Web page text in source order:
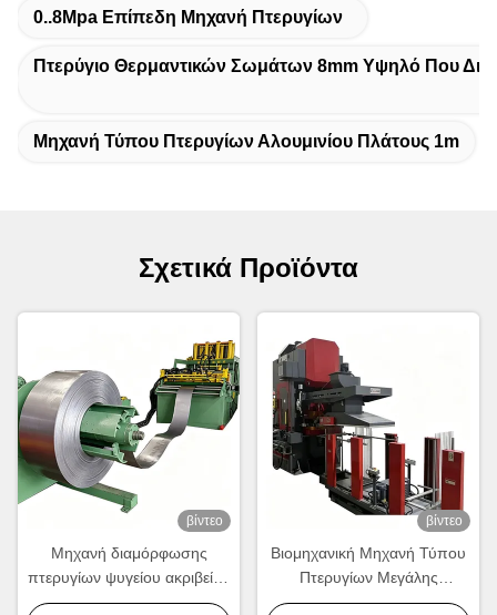
0..8Mpa Επίπεδη Μηχανή Πτερυγίων
Πτερύγιο Θερμαντικών Σωμάτων 8mm Υψηλό Που
Μηχανή Τύπου Πτερυγίων Αλουμινίου Πλάτους 1m
Σχετικά Προϊόντα
βίντεο
Μηχανή διαμόρφωσης
πτερυγίων ψυγείου ακριβείας
| Εξοπλισμός παραγωγής
βίντεο
Βιομηχανική Μηχανή Τύπου
Πτερυγίων Μεγάλης
Ταχύτητας.